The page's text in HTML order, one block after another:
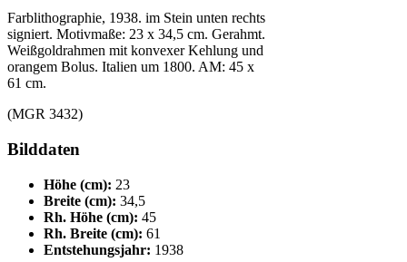
Farblithographie, 1938. im Stein unten rechts
signiert. Motivmaße: 23 x 34,5 cm. Gerahmt.
Weißgoldrahmen mit konvexer Kehlung und
orangem Bolus. Italien um 1800. AM: 45 x
61 cm.
(MGR 3432)
Bilddaten
Höhe (cm): 23
Breite (cm): 34,5
Rh. Höhe (cm): 45
Rh. Breite (cm): 61
Entstehungsjahr: 1938